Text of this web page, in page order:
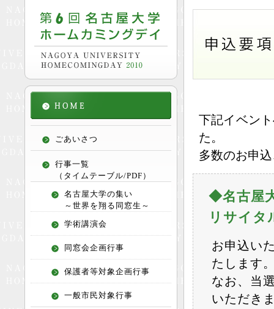
ごあいさつ
行事一覧
（タイムテーブル/PDF）
名古屋大学の集い
～世界を翔る同窓生～
学術講演会
同窓会企画行事
保護者等対象企画行事
一般市民対象行事
下記イベン
た。
多数のお申
◆名古屋
リサイタ
お申込い
たします
なお、当
いただき